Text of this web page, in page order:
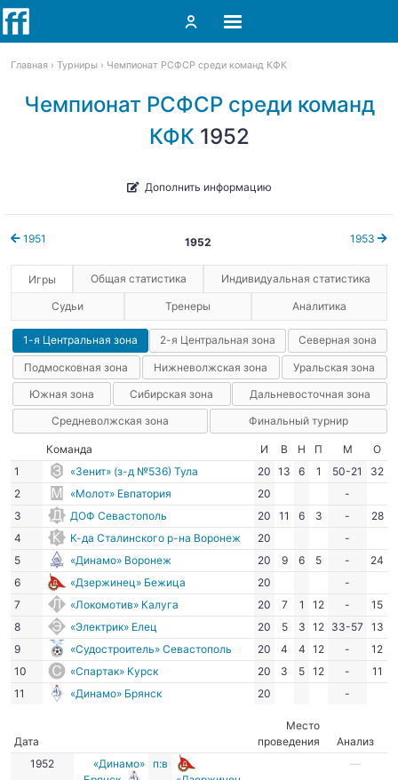
Главная Турниры Чемпионат РСФСР среди команд КФК
Чемпионат РСФСР среди команд
КФК1952
Дополнить информацию
1951 1953
1952
Игры Общая статистика Индивидуальная статистика
Судьи Тренеры Аналитика
1-я Центральная зона 2-я Центральная зона Северная зона
Подмосковная зона Нижневолжская зона Уральская зона
Южная зона Сибирская зона Дальневосточная зона
Средневолжская зона Финальный турнир
Команда И В Н П М
О
1
«Зенит» (з-д №536) Тула 20 13 6 1 50-21
32
2
«Молот» Евпатория 20
-
3
ДОФ Севастополь 20 11 6 3 -
28
4
К-да Сталинского р-на Воронеж 20
-
5
«Динамо» Воронеж 20 9 6 5 -
24
6
«Дзержинец» Бежица 20
-
7
«Локомотив» Калуга 20 7 1 12 -
15
8
«Электрик» Елец 20 5 3 12 33-57
13
9
«Судостроитель» Севастополь 20 4 4 12 -
12
10
«Спартак» Курск 20 3 5 12 -
11
11
«Динамо» Брянск 20 -
Дата
Место
проведения
Анализ
1952
«Динамо»
п:в
—